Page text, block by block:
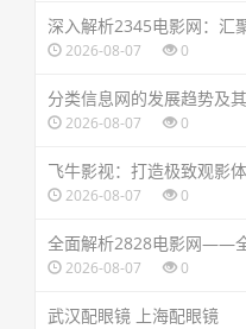
深入解析2345电影网：汇
2026-08-07 0
分类信息网的发展趋势及
2026-08-07 0
飞牛影视：打造极致观影
2026-08-07 0
全面解析2828电影网——
2026-08-07 0
武汉配眼镜 上海配眼镜